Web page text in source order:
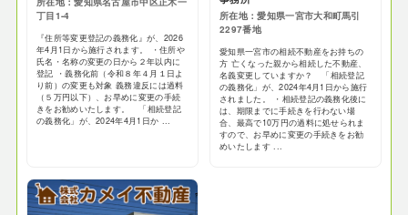
丁目1-4
『住所等変更登記の義務化』が、2026
年4月1日から施行されます。 ・住所や
氏名・名称の変更の日から２年以内に
登記 ・義務化前（令和８年４月１日よ
り前）の変更も対象 義務違反には過料
（５万円以下）、お早めに変更の手続
きをお勧めいたします。 「相続登記
の義務化」が、2024年4月1日か ...
所在地：愛知県一宮市大和町馬引
2297番地
愛知県一宮市の相続不動産をお持ちの
方 亡くなった親から相続した不動産、
名義変更していますか？ 「相続登記
の義務化」が、2024年4月1日から施行
されました。 ・相続登記の義務化後に
は、期限までに手続きを行わない場
合、最高で10万円の過料に処せられま
すので、お早めに変更の手続きをお勧
めいたします ...